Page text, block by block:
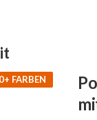
FARBEN